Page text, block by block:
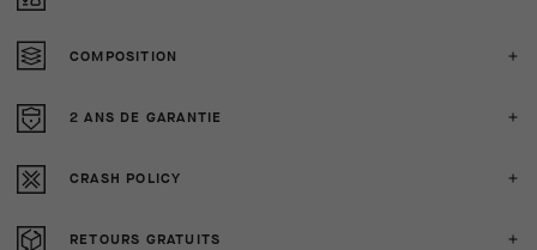
COMPOSITION
2 ANS DE GARANTIE
CRASH POLICY
RETOURS GRATUITS